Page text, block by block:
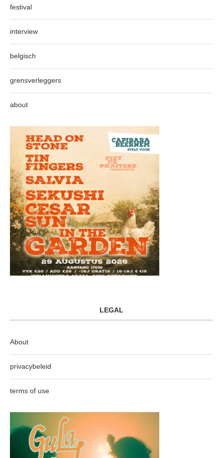
festival
interview
belgisch
grensverleggers
about
LEGAL
About
privacybeleid
terms of use